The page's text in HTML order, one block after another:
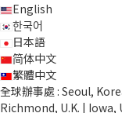
English
한국어
日本語
简体中文
繁體中文
全球辦事處 : Seoul,
Richmond, U.K. | Iowa,